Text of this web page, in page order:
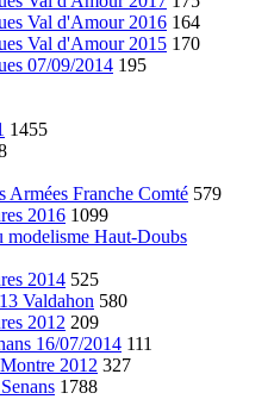
Val d'Amour 2016 164
Val d'Amour 2015 170
07/09/2014 195
1455
Armées Franche Comté 579
2016 1099
modelisme Haut-Doubs
2014 525
Valdahon 580
2012 209
16/07/2014 111
2012 327
1788